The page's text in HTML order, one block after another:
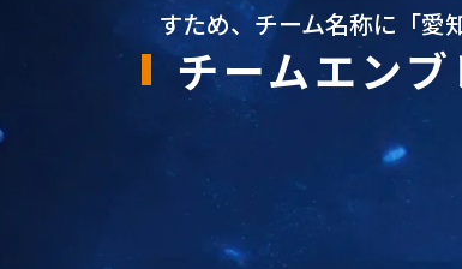
すため、チーム名称に「愛
チームエンブ